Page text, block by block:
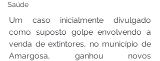
Saúde
Um caso inicialmente divulgado
como suposto golpe envolvendo a
venda de extintores, no município de
Amargosa, ganhou novos